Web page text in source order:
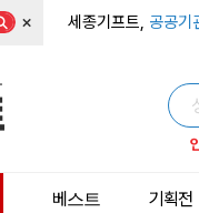
× 세종기프트, 공공기
베스트
기획전